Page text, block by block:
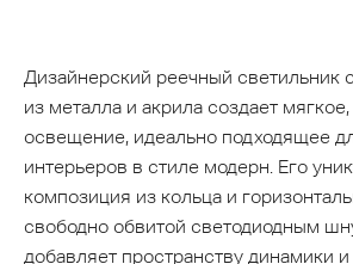
Дизайнерский реечный светильник
из металла и акрила создает
освещение, идеально подходящее
интерьеров в стиле модерн. Его
композиция из кольца и
свободно обвитой светодиодным
добавляет пространству динамики и